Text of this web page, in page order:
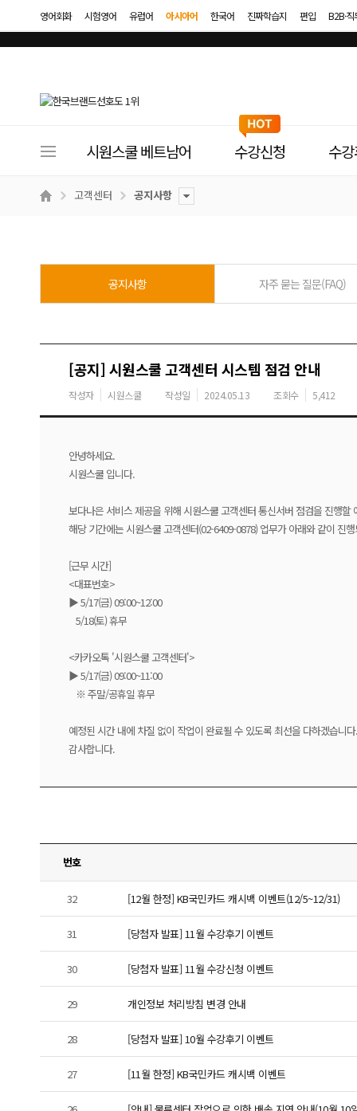
영어회화 시험영어 유럽어 아시아어 한국어 진짜학습지 편입 B2B·
이
메
시원스쿨 베트남어 수강신청 수
고객센터 공지사항
공지사항 자주 묻는 질문(FAQ)
[공지] 시원스쿨 고객센터 시스템 점검 안내
작성자 시원스쿨 작성일 2024.05.13 조회수 5,412
안녕하세요.
시원스쿨 입니다.
보다나은 서비스 제공을 위해 시원스쿨 고객센터 통신서버 점검을 진행할
해당 기간에는 시원스쿨 고객센터(02-6409-0878) 업무가 아래와 같이 진
[근무 시간]
<대표번호>
▶ 5/17(금) 09:00~12:00
5/18(토) 휴무
<카카오톡 '시원스쿨 고객센터'>
▶ 5/17(금) 09:00~11:00
※ 주말/공휴일 휴무
예정된 시간 내에 차질 없이 작업이 완료될 수 있도록 최선을 다하겠습니다.
감사합니다.
번호
32 [12월 한정] KB국민카드 캐시백 이벤트(12/5~12/31)
31 [당첨자 발표] 11월 수강후기 이벤트
30 [당첨자 발표] 11월 수강신청 이벤트
29 개인정보 처리방침 변경 안내
28 [당첨자 발표] 10월 수강후기 이벤트
27 [11월 한정] KB국민카드 캐시백 이벤트